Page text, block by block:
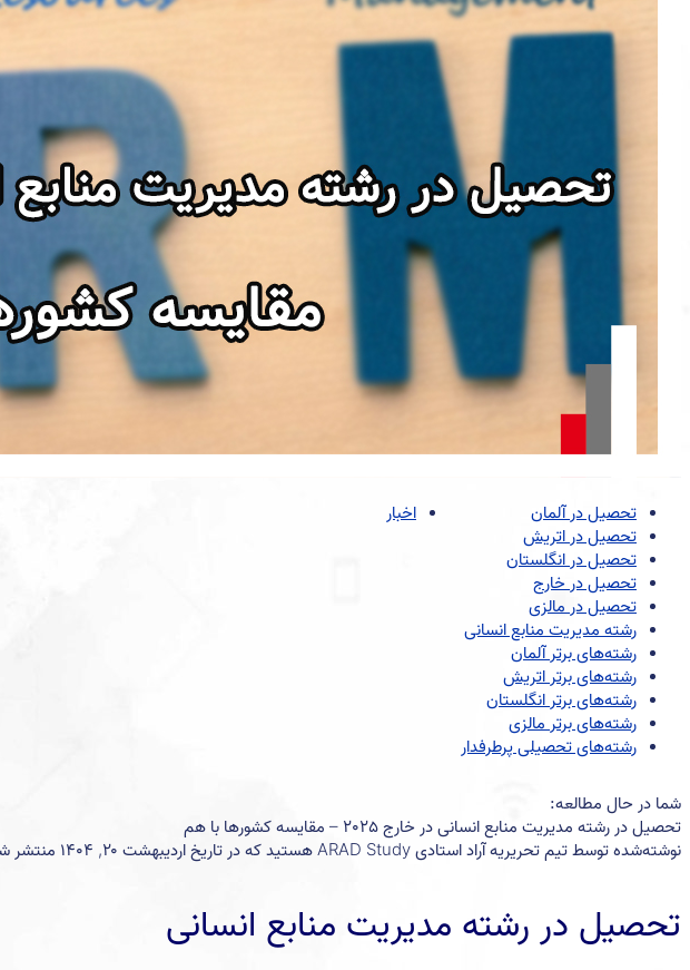
تحصیل در آلمان
تحصیل در اتریش
تحصیل در انگلستان
تحصیل در خارج
تحصیل در مالزی
رشته مدیریت منابع انسانی
رشته‌های برتر آلمان
رشته‌های برتر اتریش
رشته‌های برتر انگلستان
رشته‌های برتر مالزی
رشته‌های تحصیلی پرطرفدار
اخبار
شما در حال مطالعه:
تحصیل در رشته مدیریت منابع انسانی در خارج 2025 – مقایسه کشورها با هم
نوشته‌شده توسط تیم تحریریه آراد استادی ARAD Study هستید که در تاریخ اردیبهشت ۲۰, ۱۴۰۴ منتشر شده‌است
تحصیل در رشته مدیریت منابع انسانی